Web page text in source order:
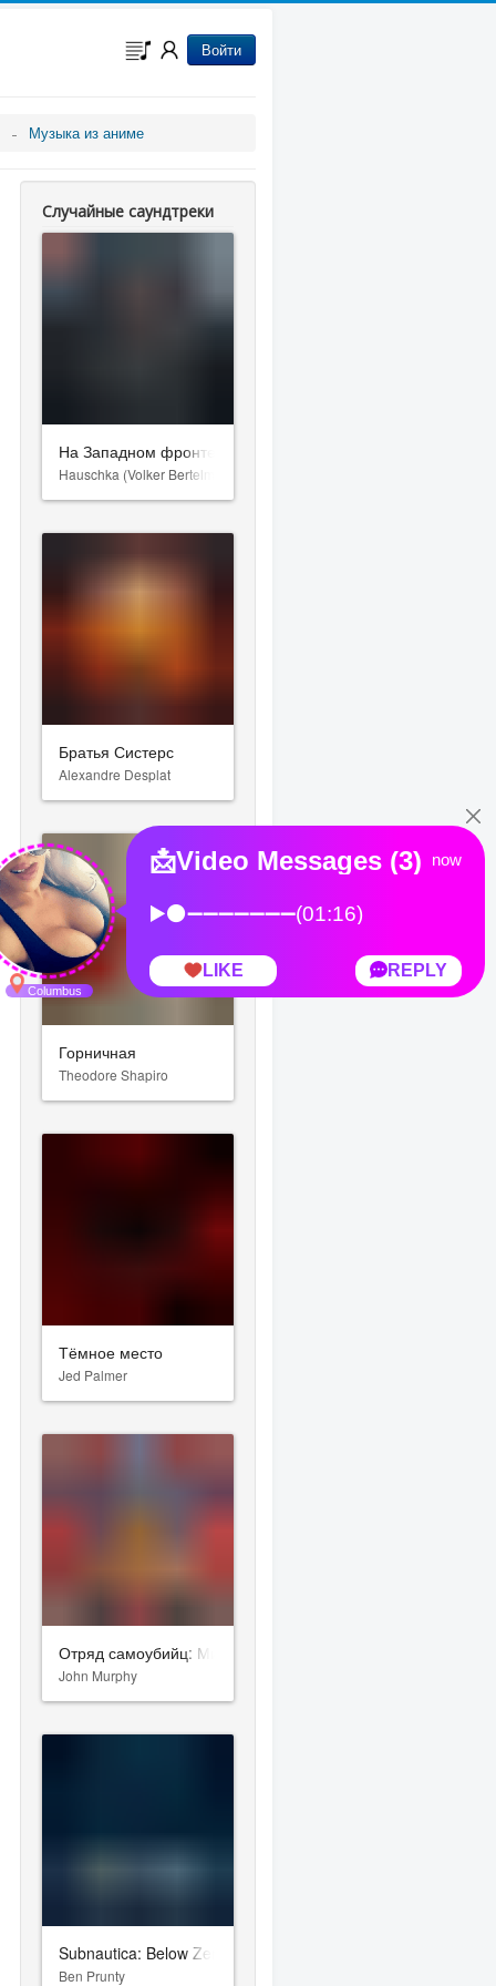
Войти
Музыка из аниме
Случайные саундтреки
На Западном фронте без перемен
Hauschka (Volker Bertelmann)
Братья Систерс
Alexandre Desplat
Горничная
Theodore Shapiro
Тёмное место
Jed Palmer
Отряд самоубийц: Миссия навылет
John Murphy
Subnautica: Below Zero
Ben Prunty